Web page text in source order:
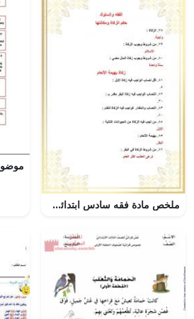
ملخص مادة فقه سادس ابتدائي الفصل الثاني – المنهاج السعودي